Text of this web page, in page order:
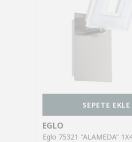
SEPETE EKLE
EGLO